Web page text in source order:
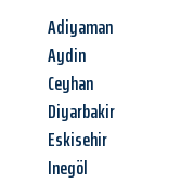
Adiyaman
Aydin
Ceyhan
Diyarbakir
Eskisehir
Inegöl